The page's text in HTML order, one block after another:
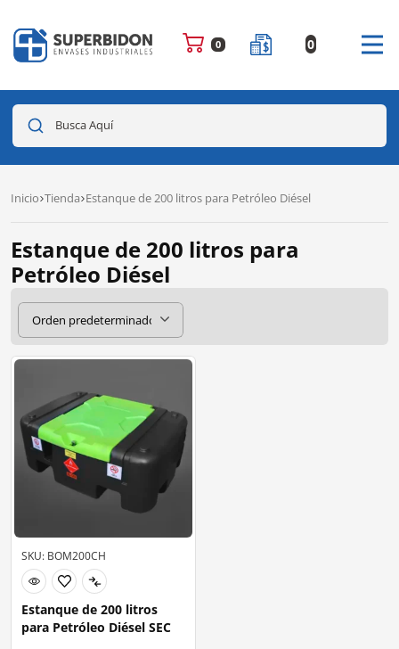
0 0
Busca Aquí
Inicio Tienda Estanque de 200 litros para Petróleo Diésel
Estanque de 200 litros para
Petróleo Diésel
SKU: BOM200CH
Estanque de 200 litros
para Petróleo Diésel SEC